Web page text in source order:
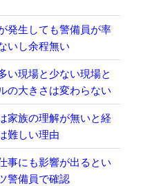
発生しても警備員が率
いし余程無い
い現場と少ない現場と
の大きさは変わらない
家族の理解が無いと経
難しい理由
事にも影響が出るとい
警備員で確認